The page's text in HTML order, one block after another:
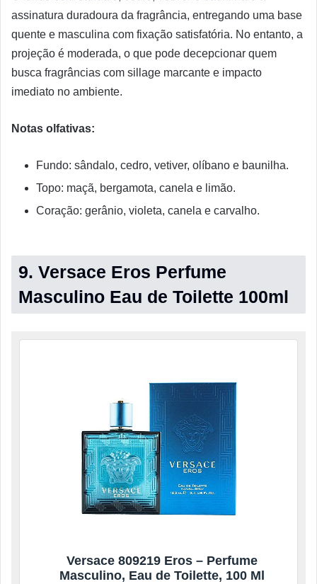
assinatura duradoura da fragrância, entregando uma base
quente e masculina com fixação satisfatória. No entanto, a
projeção é moderada, o que pode decepcionar quem
busca fragrâncias com sillage marcante e impacto
imediato no ambiente.
Notas olfativas:
Fundo: sândalo, cedro, vetiver, olíbano e baunilha.
Topo: maçã, bergamota, canela e limão.
Coração: gerânio, violeta, canela e carvalho.
9. Versace Eros Perfume
Masculino Eau de Toilette 100ml
Versace 809219 Eros – Perfume
Masculino, Eau de Toilette, 100 Ml